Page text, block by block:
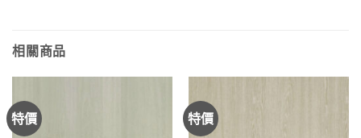
相關商品
特價 特價